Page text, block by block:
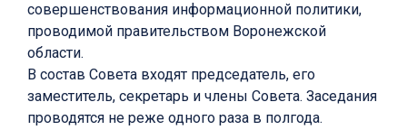
совершенствования информационной политики,
проводимой правительством Воронежской
области.
В состав Совета входят председатель, его
заместитель, секретарь и члены Совета. Заседания
проводятся не реже одного раза в полгода.